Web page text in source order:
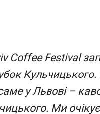
Coffee Festival
у Львові –
Ми